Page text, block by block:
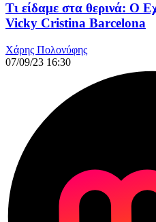
Τι είδαμε στα θερινά: Ο
Vicky Cristina Barcelona
Χάρης Πολονύφης
07/09/23 16:30